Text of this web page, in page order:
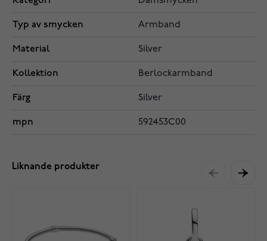
Typ av smycken Armband
Material Silver
Kollektion Berlockarmband
Färg Silver
mpn 592453C00
Liknande produkter